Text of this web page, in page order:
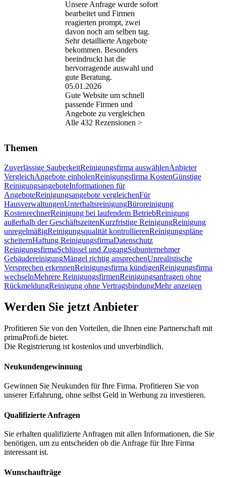
Unsere Anfrage wurde sofort
bearbeitet und Firmen
reagierten prompt, zwei
davon noch am selben tag.
Sehr detaillierte Angebote
bekommen. Besonders
beeindruckt hat die
hervorragende auswahl und
gute Beratung.
05.01.2026
Gute Website um schnell
passende Firmen und
Angebote zu vergleichen
Alle 432 Rezensionen >
Themen
Zuverlässige SauberkeitReinigungsfirma auswählenAnbieter
VergleichAngebote einholenReinigungsfirma KostenGünstige
ReinigungsangeboteInformationen für
AngeboteReinigungsangebote vergleichenFür
HausverwaltungenUnterhaltsreinigungBüroreinigung
KostenrechnerReinigung bei laufendem BetriebReinigung
außerhalb der GeschäftszeitenKurzfristige ReinigungReinigung
unregelmäßigReinigungsqualität kontrollierenReinigungspläne
scheiternHaftung ReinigungsfirmaDatenschutz
ReinigungsfirmaSchlüssel und ZugangSubunternehmer
GebäudereinigungMängel richtig ansprechenUnrealistische
Versprechen erkennenReinigungsfirma kündigenReinigungsfirma
wechselnMehrere ReinigungsfirmenReinigungsanfragen ohne
RückmeldungReinigung ohne VertragsbindungMehr anzeigen
Werden Sie jetzt Anbieter
Profitieren Sie von den Vorteilen, die Ihnen eine Partnerschaft mit
primaProfi.de bietet.
Die Registrierung ist kostenlos und unverbindlich.
Neukundengewinnung
Gewinnen Sie Neukunden für Ihre Firma. Profitieren Sie von
unserer Erfahrung, ohne selbst Geld in Werbung zu investieren.
Qualifizierte Anfragen
Sie erhalten qualifizierte Anfragen mit allen Informationen, die Sie
benötigen, um zu entscheiden ob die Anfrage für Ihre Firma
interessant ist.
Wunschaufträge